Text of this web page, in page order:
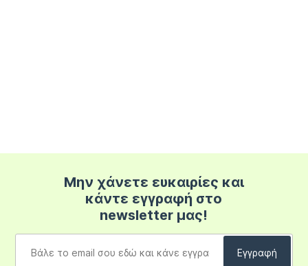
Μην χάνετε ευκαιρίες και
κάντε εγγραφή στο
newsletter μας!